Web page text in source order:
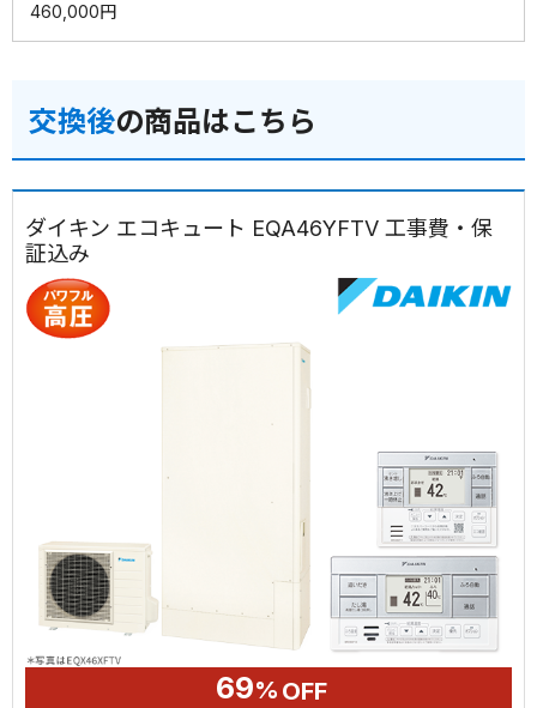
460,000円
交換後の商品はこちら
ダイキン エコキュート EQA46YFTV 工事費・保
証込み
69% OFF